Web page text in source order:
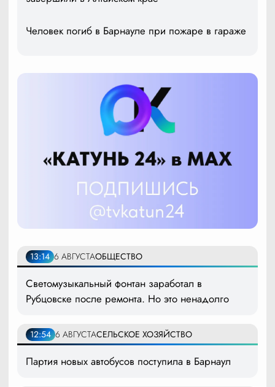
Человек погиб в Барнауле при пожаре в гараже
13:14 6 АВГУСТАОБЩЕСТВО
Светомузыкальный фонтан заработал в
Рубцовске после ремонта. Но это ненадолго
12:54 6 АВГУСТАСЕЛЬСКОЕ ХОЗЯЙСТВО
Партия новых автобусов поступила в Барнаул